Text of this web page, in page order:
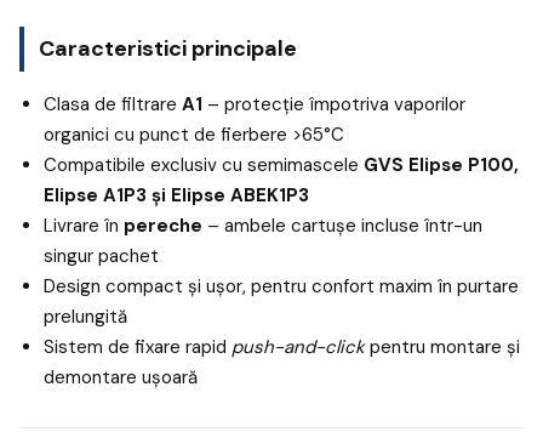
Caracteristici principale
Clasa de filtrare A1 – protecție împotriva vaporilor
organici cu punct de fierbere >65°C
Compatibile exclusiv cu semimascele GVS Elipse P100,
Elipse A1P3 și Elipse ABEK1P3
Livrare în pereche – ambele cartușe incluse într-un
singur pachet
Design compact și ușor, pentru confort maxim în purtare
prelungită
Sistem de fixare rapid push-and-clickpentru montare și
demontare ușoară